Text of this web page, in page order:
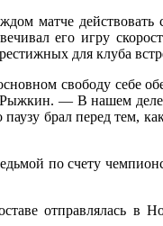
матче
его игру
для клуба
свободу себе
Рыжкин. — В нашем
брал перед тем,
по счету
отправлялась в